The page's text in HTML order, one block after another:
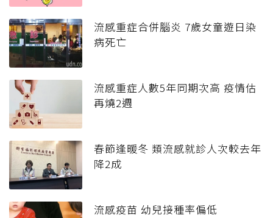
流感重症合併腦炎 7歲女童遊日染
病死亡
流感重症人數5年同期次高 疫情估
再燒2週
春節逢暖冬 類流感就診人次較去年
降2成
流感疫苗 幼兒接種率偏低